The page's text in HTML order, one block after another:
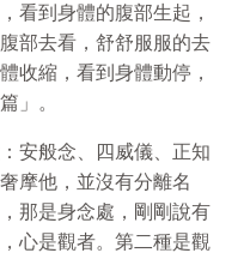
看到身體的腹部生起，
部去看，舒舒服服的去
收縮，看到身體動停，
」。
安般念、四威儀、正知
摩他，並沒有分離名
那是身念處，剛剛說有
心是觀者。第二種是觀